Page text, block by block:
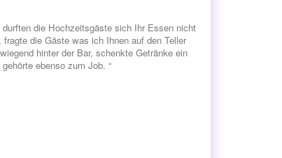
die Hochzeitsgäste sich Ihr Essen nicht
die Gäste was ich Ihnen auf den Teller
hinter der Bar, schenkte Getränke ein
ebenso zum Job. “